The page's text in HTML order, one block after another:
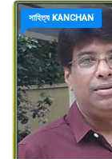
সাহিত্য KANCHAN